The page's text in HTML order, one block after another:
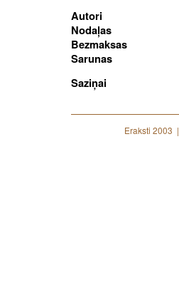
Autori
Nodaļas
Bezmaksas
Sarunas
Saziņai
Eraksti 2003 |